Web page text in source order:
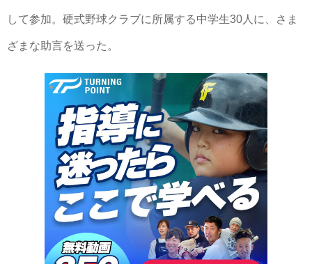
して参加。硬式野球クラブに所属する中学生30人に、さま
ざまな助言を送った。